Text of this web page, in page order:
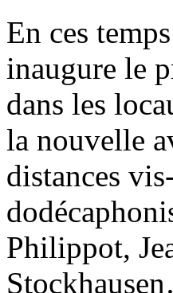
En ces
inaugure le
dans les
la nouvelle
distances
Philippot,